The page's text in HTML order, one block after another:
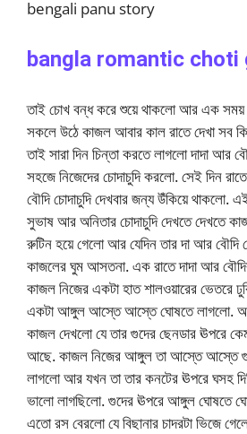
bengali panu story
bangla romantic choti
তাই চোখ বন্ধ করে শুয়ে থাকলো আর এক সময়
সকলে উঠে কাজল আবার কাল রাতে দেখা সব
তাই সারা দিন চিন্তা করতে লাগলো দাদা
সহজে নিজেদের চোদাচুদি করলো. সেই দিন
বৌদি চোদাচুদি দেখবার জন্য উঁকিয়ে থাকলো.
সুভাষ আর অনিতার চোদাচুদি দেখতে দেখতে
রুটিন হয়ে গেলো আর যেদিন তার দা আর বৌদি
কাজলের ঘুম আসতনা. এক রাতে দাদা আর
কাজল নিজের একটা হাত শালওয়ারের ভেতরে
একটা আঙ্গুল আস্তে আস্তে ঘোষতে লাগলো.
কাজল দেখলো যে তার গুদের ছেনডার ঊপরে
আছে. কাজল নিজের আঙ্গুল তা আস্তে আস্তে
লাগলো আর যখন তা তার কনটের ঊপরে ঘসহ
ভালো লাগছিলো. গুদের ঊপরে আঙ্গুল ঘোষতে
এতো রস বেরলো যে বিছানার চাদরটা ভিজে